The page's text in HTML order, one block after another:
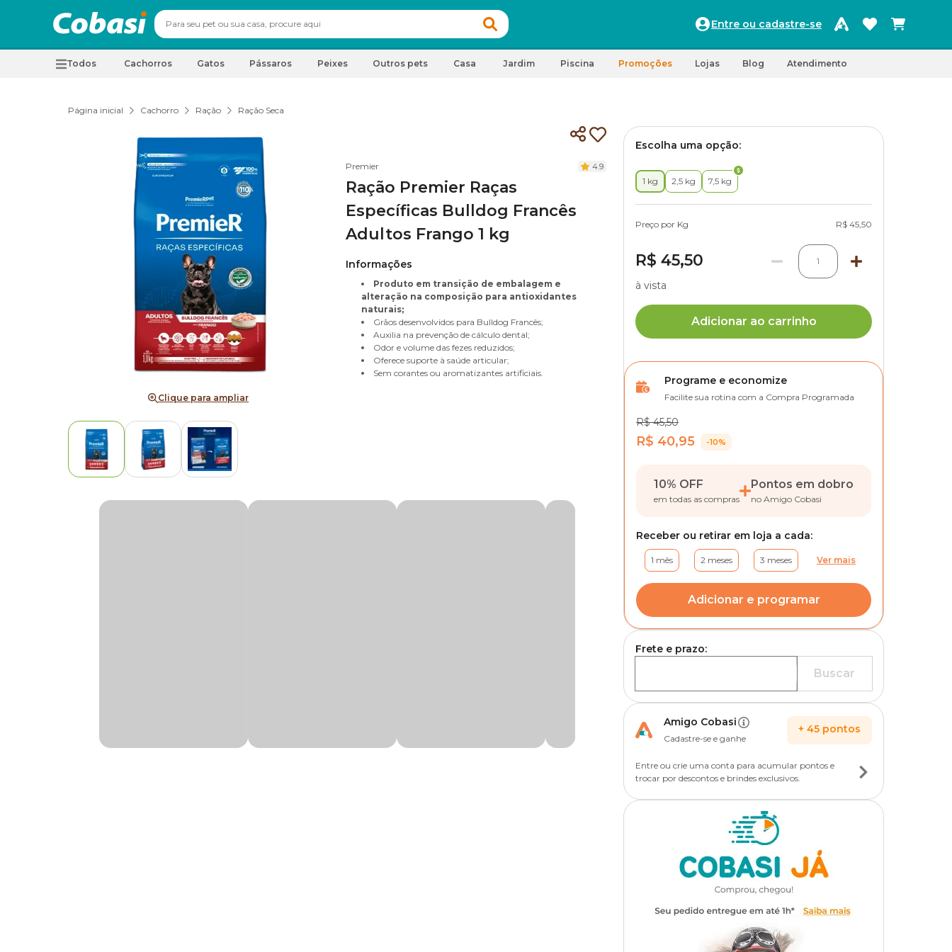
Entre ou cadastre-se
Todos Cachorros Gatos Pássaros Peixes Outros pets Casa Jardim Piscina Promoções Lojas Blog Atendimento
Página inicial Cachorro Ração Ração Seca
Clique para ampliar
Premier 4.9
Ração Premier Raças
Específicas Bulldog Francês
Adultos Frango 1 kg
Informações
Produto em transição de embalagem e
alteração na composição para antioxidantes
naturais;
Grãos desenvolvidos para Bulldog Francês;
Auxilia na prevenção de cálculo dental;
Odor e volume das fezes reduzidos;
Oferece suporte à saúde articular;
Sem corantes ou aromatizantes artificiais.
Escolha uma opção:
1 kg 2,5 kg 7,5 kg
Preço por Kg R$ 45,50
R$ 45,50 1
à vista
Adicionar ao carrinho
Programe e economize
Facilite sua rotina com a Compra Programada
R$ 45,50
R$ 40,95 -10%
10% OFF
em todas as compras
Pontos em dobro
no Amigo Cobasi
Receber ou retirar em loja a cada:
1 mês 2 meses 3 meses Ver mais
Adicionar e programar
Frete e prazo:
Buscar
Amigo Cobasi
Cadastre-se e ganhe
+ 45 pontos
Entre ou crie uma conta para acumular pontos e
trocar por descontos e brindes exclusivos.